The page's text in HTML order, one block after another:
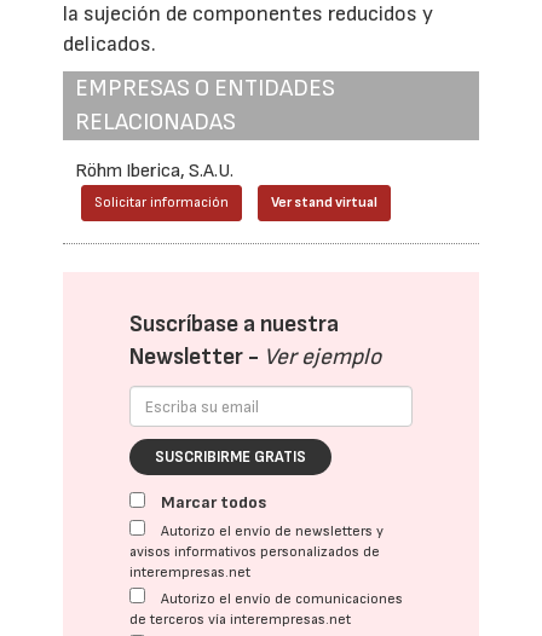
la sujeción de componentes reducidos y
delicados.
EMPRESAS O ENTIDADES
RELACIONADAS
Röhm Iberica, S.A.U.
Solicitar información Ver stand virtual
Suscríbase a nuestra
Newsletter - Ver ejemplo
SUSCRIBIRME GRATIS
Marcar todos
Autorizo el envío de newsletters y
avisos informativos personalizados de
interempresas.net
Autorizo el envío de comunicaciones
de terceros vía interempresas.net